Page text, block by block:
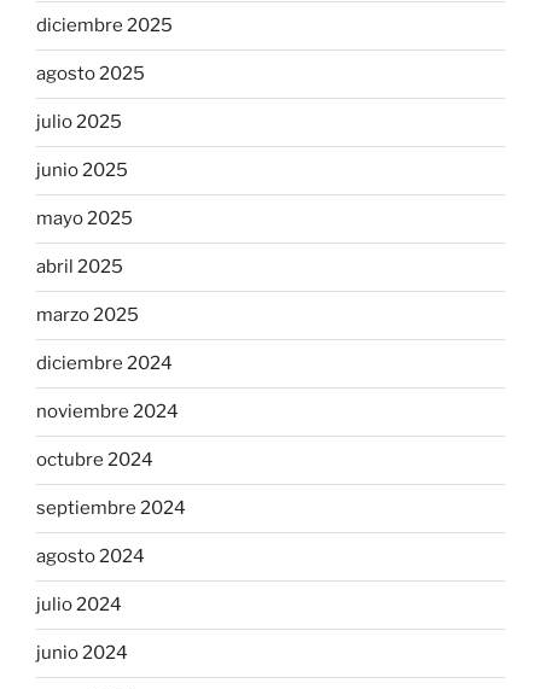
diciembre 2025
agosto 2025
julio 2025
junio 2025
mayo 2025
abril 2025
marzo 2025
diciembre 2024
noviembre 2024
octubre 2024
septiembre 2024
agosto 2024
julio 2024
junio 2024